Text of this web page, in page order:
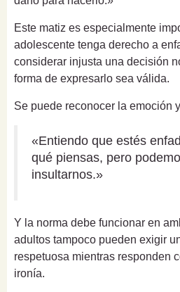
Este matiz es especialmente
adolescente tenga derecho a
considerar injusta una decisión
forma de expresarlo sea válida.
Se puede reconocer la emoción
«Entiendo que estés
qué piensas, pero
insultarnos.»
Y la norma debe funcionar en
adultos tampoco pueden exigir
respetuosa mientras responden
ironía.